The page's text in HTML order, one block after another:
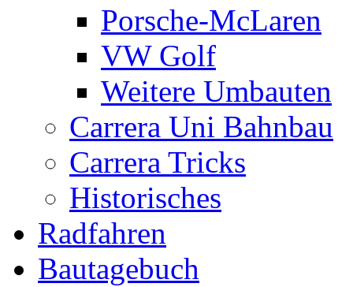
Porsche-McLaren
VW Golf
Weitere Umbauten
Carrera Uni Bahnbau
Carrera Tricks
Historisches
Radfahren
Bautagebuch